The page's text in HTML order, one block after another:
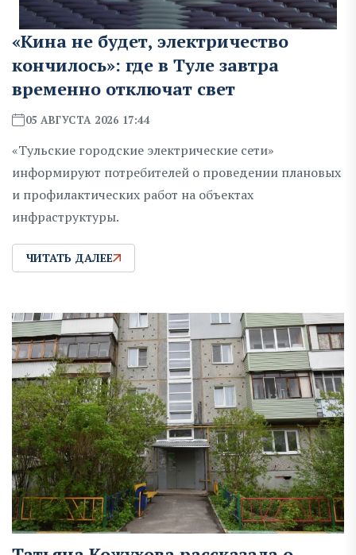
«Кина не будет, электричество
кончилось»: где в Туле завтра
временно отключат свет
05 АВГУСТА 2026 17:44
«Тульские городские электрические сети»
информируют потребителей о проведении плановых
и профилактических работ на объектах
инфраструктуры.
ЧИТАТЬ ДАЛЕЕ